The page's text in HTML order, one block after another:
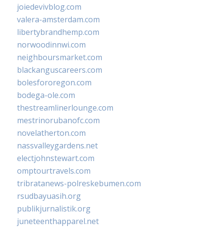
joiedevivblog.com
valera-amsterdam.com
libertybrandhemp.com
norwoodinnwi.com
neighboursmarket.com
blackanguscareers.com
bolesfororegon.com
bodega-ole.com
thestreamlinerlounge.com
mestrinorubanofc.com
novelatherton.com
nassvalleygardens.net
electjohnstewart.com
omptourtravels.com
tribratanews-polreskebumen.com
rsudbayuasih.org
publikjurnalistik.org
juneteenthapparel.net